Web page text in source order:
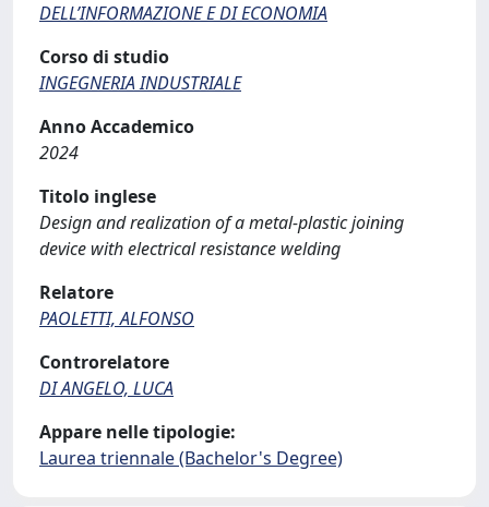
DELL’INFORMAZIONE E DI ECONOMIA
Corso di studio
INGEGNERIA INDUSTRIALE
Anno Accademico
2024
Titolo inglese
Design and realization of a metal-plastic joining
device with electrical resistance welding
Relatore
PAOLETTI, ALFONSO
Controrelatore
DI ANGELO, LUCA
Appare nelle tipologie:
Laurea triennale (Bachelor's Degree)